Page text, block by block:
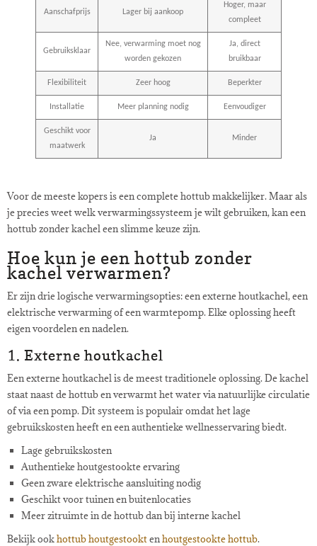
Aanschafprijs Lager bij aankoop
Hoger, maar
compleet
Gebruiksklaar
Nee, verwarming moet nog
worden gekozen
Ja, direct
bruikbaar
Flexibiliteit Zeer hoog Beperkter
Installatie Meer planning nodig Eenvoudiger
Geschikt voor
maatwerk
Ja Minder
Voor de meeste kopers is een complete hottub makkelijker. Maar als
je precies weet welk verwarmingssysteem je wilt gebruiken, kan een
hottub zonder kachel een slimme keuze zijn.
Hoe kun je een hottub zonder
kachel verwarmen?
Er zijn drie logische verwarmingsopties: een externe houtkachel, een
elektrische verwarming of een warmtepomp. Elke oplossing heeft
eigen voordelen en nadelen.
1. Externe houtkachel
Een externe houtkachel is de meest traditionele oplossing. De kachel
staat naast de hottub en verwarmt het water via natuurlijke circulatie
of via een pomp. Dit systeem is populair omdat het lage
gebruikskosten heeft en een authentieke wellnesservaring biedt.
Lage gebruikskosten
Authentieke houtgestookte ervaring
Geen zware elektrische aansluiting nodig
Geschikt voor tuinen en buitenlocaties
Meer zitruimte in de hottub dan bij interne kachel
Bekijk ookhottub houtgestooktenhoutgestookte hottub.